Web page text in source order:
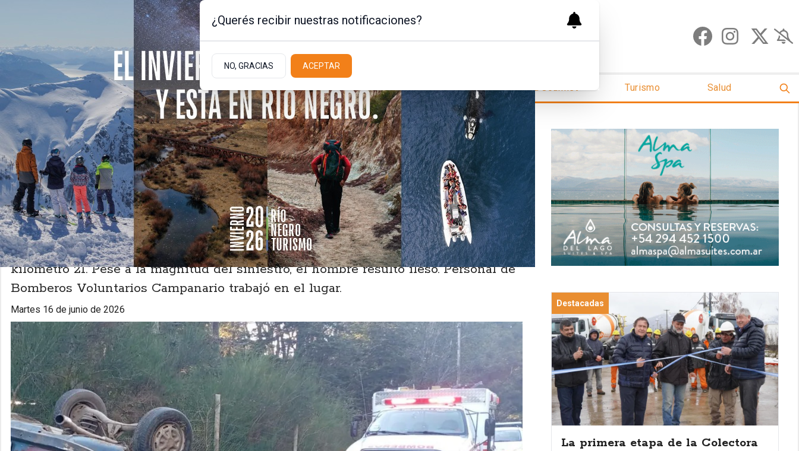
2.4ºc | Bariloche, Rio Negro
Portada Sociedad Empresas Policiales / Judiciales Actualidad Latitud Gourmet Turismo Salud
Sociedad
Accidente
Aparatoso vuelco en la avenida Bustillo
por presencia de hielo en la calzada
El conductor de un Renault 12 perdió el control del vehículo a la altura del
kilómetro 21. Pese a la magnitud del siniestro, el hombre resultó ileso. Personal de
Bomberos Voluntarios Campanario trabajó en el lugar.
martes 16 de junio de 2026
Destacadas
La primera etapa de la Colectora
¿Querés recibir nuestras notificaciones?
NO, GRACIAS ACEPTAR